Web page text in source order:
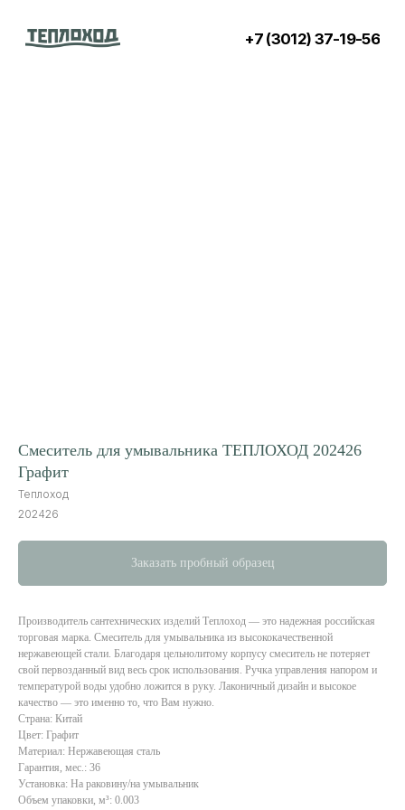
Смеситель для умывальника ТЕПЛОХОД 202426
Графит
Теплоход
202426
Заказать пробный образец
Производитель сантехнических изделий Теплоход — это надежная российская
торговая марка. Смеситель для умывальника из высококачественной
нержавеющей стали. Благодаря цельнолитому корпусу смеситель не потеряет
свой первозданный вид весь срок использования. Ручка управления напором и
температурой воды удобно ложится в руку. Лаконичный дизайн и высокое
качество — это именно то, что Вам нужно.
Страна: Китай
Цвет: Графит
Материал: Нержавеющая сталь
Гарантия, мес.: 36
Установка: На раковину/на умывальник
Объем упаковки, м³: 0.003
Качественная сантехника
Российской торговой марки